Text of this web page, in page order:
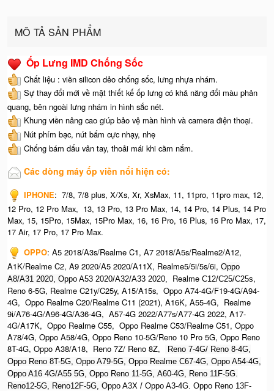
MÔ TẢ SẢN PHẨM
Ốp Lưng IMD Chống Sốc
Chất liệu : viền silicon dẻo chống sốc, lưng nhựa nhám.
Sự thay đổi mới về mặt thiết kế ốp lưng có khả năng đổi màu phản
quang, bên ngoài lưng nhám in hình sắc nét.
Khung viền nâng cao giúp bảo vệ màn hình và camera điện thoại.
Nút phím bạc, nút bấm cực nhạy, nhẹ
Chống bám dấu vân tay, thoải mái khi cầm nắm.
Các dòng máy ốp viền nổi hiện có:
IPHONE: 7/8, 7/8 plus, X/Xs, Xr, XsMax, 11, 11pro, 11pro max, 12,
12 Pro, 12 Pro Max, 13, 13 Pro, 13 Pro Max, 14, 14 Pro, 14 Plus, 14 Pro
Max, 15, 15Pro, 15Max, 15Pro Max, 16, 16 Pro, 16 Plus, 16 Pro Max, 17,
17 Air, 17 Pro, 17 Pro Max.
OPPO: A5 2018/A3s/Realme C1, A7 2018/A5s/Realme2/A12,
A1K/Realme C2, A9 2020/A5 2020/A11X, Realme5/5i/5s/6i, Oppo
A8/A31 2020, Oppo A53 2020/A32/A33 2020, Realme C12/C25/C25s,
Reno 6-5G, Realme C21y/C25y, A15/A15s, Oppo A74-4G/F19-4G/A94-
4G, Oppo Realme C20/Realme C11 (2021), A16K, A55-4G, Realme
9i/A76-4G/A96-4G/A36-4G, A57-4G 2022/A77s/A77-4G 2022, A17-
4G/A17K, Oppo Realme C55, Oppo Realme C53/Realme C51, Oppo
A78/4G, Oppo A58/4G, Oppo Reno 10-5G/Reno 10 Pro 5G, Oppo Reno
8T-4G, Oppo A38/A18, Reno 7Z/ Reno 8Z,
Reno 7-4G/ Reno 8-4G,
Oppo Reno 8T-5G, Oppo A79-5G, Oppo Realme C67-4G, Oppo A54-4G,
Oppo A16 4G/A55 5G, Oppo Reno 11-5G, A60-4G, Reno 11F-5G.
Reno12-5G, Reno12F-5G, Oppo A3X / Oppo A3-4G. Oppo Reno 13F-